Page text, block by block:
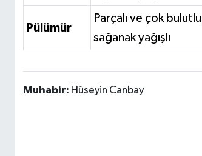
Pülümür
Parçalı ve çok
sağanak yağışlı
Muhabir: Hüseyin Canbay